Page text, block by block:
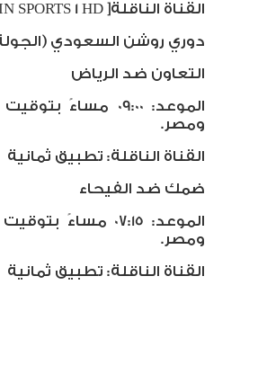
القناة الناقلة SPORTS 1 HD ]
دوري روشن السعودي (الجولة
التعاون ضد الرياض
الموعد:
09:00 مساءً
ومصر.
القناة الناقلة: تطبيق ثمانية
ضمك ضد الفيحاء
الموعد:
07:15 مساءً
ومصر.
القناة الناقلة: تطبيق ثمانية